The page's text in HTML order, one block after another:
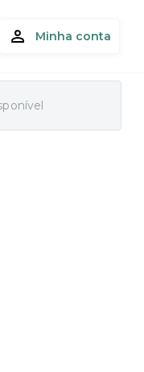
Minha conta